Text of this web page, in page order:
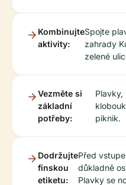
Kombinujte
aktivity:
Spojte
zahrady
zelené
Vezměte si
základní
potřeby:
Plavky,
piknik.
Dodržujte
finskou
etiketu:
Před
důkladně
Plavky se